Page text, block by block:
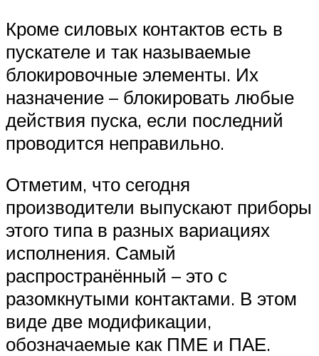
Кроме силовых контактов есть в
пускателе и так называемые
блокировочные элементы. Их
назначение – блокировать любые
действия пуска, если последний
проводится неправильно.
Отметим, что сегодня
производители выпускают приборы
этого типа в разных вариациях
исполнения. Самый
распространённый – это с
разомкнутыми контактами. В этом
виде две модификации,
обозначаемые как ПМЕ и ПАЕ.